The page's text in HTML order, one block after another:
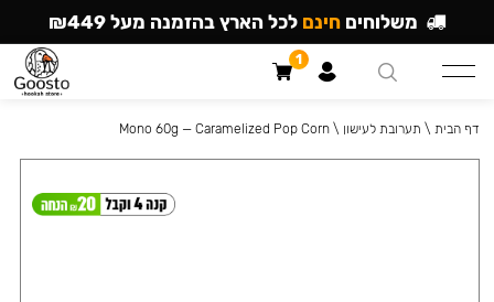
דף הבית \ תערובת לעישון \
Mono 60g — Caramelized Pop Corn
משלוחים חינם לכל הארץ בהזמנה מעל ₪449
1